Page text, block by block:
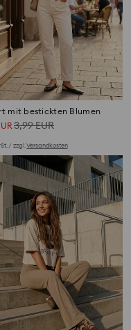
mit bestickten Blumen
3,99EUR
/ zzgl.Versandkosten